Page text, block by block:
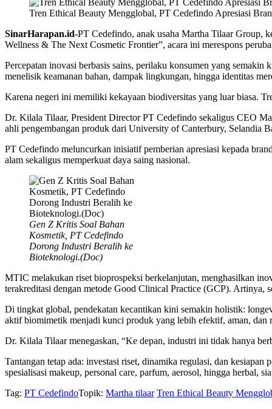
Tren Ethical Beauty Mengglobal, PT Cedefindo Apresiasi
SinarHarapan.id-PT Cedefindo, anak usaha Martha Tilaar Group,
Wellness & The Next Cosmetic Frontier”, acara ini merespons
Percepatan inovasi berbasis sains, perilaku konsumen yang
menelisik keamanan bahan, dampak lingkungan, hingga identitas
Karena negeri ini memiliki kekayaan biodiversitas yang luar biasa.
Dr. Kilala Tilaar, President Director PT Cedefindo sekaligus CEO
ahli pengembangan produk dari University of Canterbury, Selandia
PT Cedefindo meluncurkan inisiatif pemberian apresiasi kepada
alam sekaligus memperkuat daya saing nasional.
Gen Z Kritis Soal Bahan
Kosmetik, PT Cedefindo
Dorong Industri Beralih ke
Bioteknologi.(Doc)
MTIC melakukan riset bioprospeksi berkelanjutan, menghasilkan
terakreditasi dengan metode Good Clinical Practice (GCP). Artinya,
Di tingkat global, pendekatan kecantikan kini semakin holistik:
aktif biomimetik menjadi kunci produk yang lebih efektif, aman, dan
Dr. Kilala Tilaar menegaskan, “Ke depan, industri ini tidak hanya
Tantangan tetap ada: investasi riset, dinamika regulasi, dan
spesialisasi makeup, personal care, parfum, aerosol, hingga herbal,
Tag: PT CedefindoTopik: Martha tilaar Tren Ethical Beauty